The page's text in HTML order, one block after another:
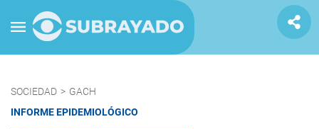
SOCIEDAD > GACH
INFORME EPIDEMIOLÓGICO